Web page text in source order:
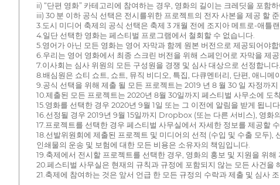
ii) “단편 영화” 카테고리에 참여하는 경우, 영화의 길이는 크레딧을 포함
iii) 30 분 이하 공식 선택은 전시를위한 프로젝트의 전자 사본을 제공 할
3.도시 미디어 축제의 공식 선택은 축제 3 개월 전에 조지아 메트로-애틀
4.일단 선택한 영화는 페스티벌 프로그램에서 철회할 수 없습니다.
5.영어가 아닌 모든 영화는 영어 자막과 함께 원본 버전으로 제공되어야
6.우리는 영어 영화에서 최종 스크린 버전을 위해 스페인어로 자막을 제
7.이사회는 심사 위원의 모든 구성원을 경쟁 및 심사 대상으로 선정합니
8.배심원은 쇼티 쇼트, 쇼트, 뮤직 비디오, 특집, 다큐멘터리, 단편, 애니
9.공식 선택을 위해 제출 될 모든 프로젝트는 2019 년 8 월 30 일 자정까
10.제출된 모든 프로젝트는 2020년 8월 30일까지 페스티벌 사무소에 도
15.영화를 선택한 경우 2020년 9월 1일 또는 그 이전에 알림을 받게 됩니다.
16.선정될 경우 2019년 9월 15일까지 Dropbox (또는 다른 서비스), 영화
17.프로젝트를 선택한 경우 페스티벌 사무실에서 자세한 정보를 제공할
18.선발위원회에 제출된 프로젝트 및 미디어의 선적 (수입 및 수출 모두
인쇄물의 운송 및 보험에 대한 모든 비용은 소유자의 책임입니다.
19.축제에서 전시할 프로젝트를 선택한 경우, 영화의 홍보 및 지원을 위
20.페스티벌 사무실은 현재의 규칙과 규정에 포함되지 않는 모든 사건을
21.축제에 참여하는 것은 앞서 언급 한 모든 규정의 수락과 제출 및 심사